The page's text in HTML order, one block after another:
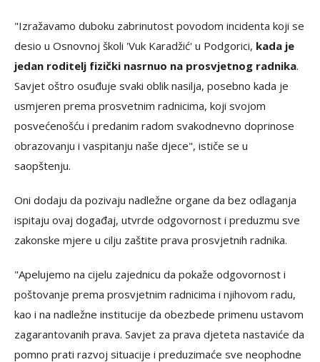
"Izražavamo duboku zabrinutost povodom incidenta koji se
desio u Osnovnoj školi 'Vuk Karadžić' u Podgorici, kada je
jedan roditelj fizički nasrnuo na prosvjetnog radnika.
Savjet oštro osuđuje svaki oblik nasilja, posebno kada je
usmjeren prema prosvetnim radnicima, koji svojom
posvećenošću i predanim radom svakodnevno doprinose
obrazovanju i vaspitanju naše djece", ističe se u
saopštenju.
Oni dodaju da pozivaju nadležne organe da bez odlaganja
ispitaju ovaj događaj, utvrde odgovornost i preduzmu sve
zakonske mjere u cilju zaštite prava prosvjetnih radnika.
"Apelujemo na cijelu zajednicu da pokaže odgovornost i
poštovanje prema prosvjetnim radnicima i njihovom radu,
kao i na nadležne institucije da obezbede primenu ustavom
zagarantovanih prava. Savjet za prava djeteta nastaviće da
pomno prati razvoj situacije i preduzimaće sve neophodne